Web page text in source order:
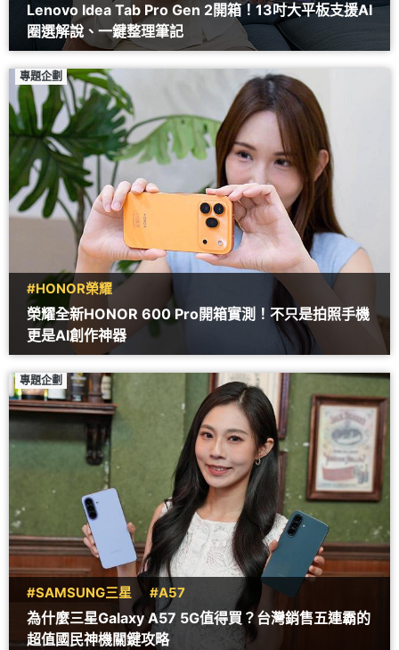
Lenovo Idea Tab Pro Gen 2開箱！13吋大平板支援AI
圈選解說、一鍵整理筆記
專題企劃
#HONOR榮耀
榮耀全新HONOR 600 Pro開箱實測！不只是拍照手機
更是AI創作神器
專題企劃
#SAMSUNG三星 #A57
為什麼三星Galaxy A57 5G值得買？台灣銷售五連霸的
超值國民神機關鍵攻略